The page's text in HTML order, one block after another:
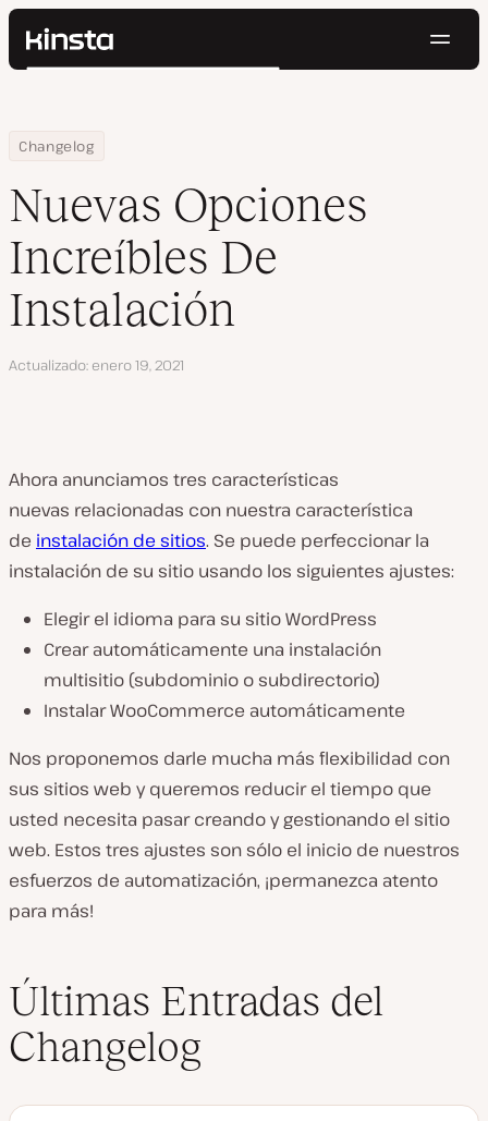
Kinsta®
Precios
Contacto
Buscar
Home
Changelog
Nuevas Opciones Increíbles De Instalación
Nuevas Opciones
Increíbles De
Instalación
Actualizado enero 19, 2021
Ahora anunciamos tres características
nuevas relacionadas con nuestra característica
de instalación de sitios. Se puede perfeccionar la
instalación de su sitio usando los siguientes ajustes:
Elegir el idioma para su sitio WordPress
Crear automáticamente una instalación
multisitio (subdominio o subdirectorio)
Instalar WooCommerce automáticamente
Nos proponemos darle mucha más flexibilidad con
sus sitios web y queremos reducir el tiempo que
usted necesita pasar creando y gestionando el sitio
web. Estos tres ajustes son sólo el inicio de nuestros
esfuerzos de automatización, ¡permanezca atento
para más!
Últimas Entradas del
Changelog